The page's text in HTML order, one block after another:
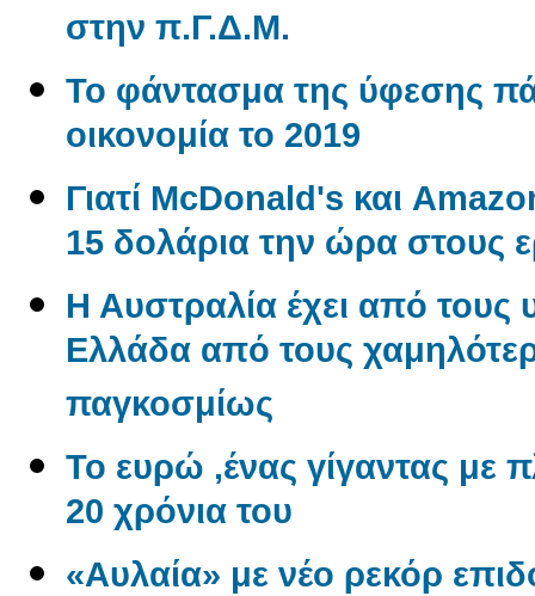
στην π.Γ.Δ.Μ.
Το φάντασμα της ύφεσης
οικονομία το 2019
Γιατί McDonald's και
15 δολάρια την ώρα στους
Η Αυστραλία έχει από τους
Ελλάδα από τους
παγκοσμίως
Το ευρώ ,ένας γίγαντας με
20 χρόνια του
«Αυλαία» με νέο ρεκόρ